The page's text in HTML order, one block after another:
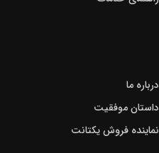
درباره ما
داستان موفقیت
نماینده فروش یکتانت